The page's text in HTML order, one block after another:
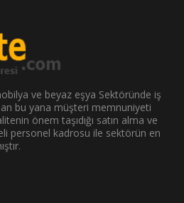
ve beyaz eşya Sektöründe iş
bu yana müşteri memnuniyeti
önem taşıdığı satın alma ve
personel kadrosu ile sektörün en